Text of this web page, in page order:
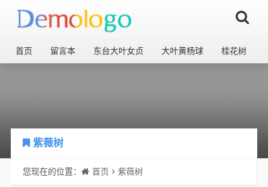
首页 留言本 东台大叶女贞 大叶黄杨球 桂花树
紫薇树
您现在的位置： 首页 紫薇树